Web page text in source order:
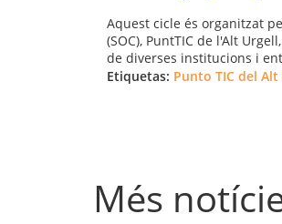
Aquest cicle és organitzat
(SOC), PuntTIC de l'Alt
de diverses institucions i
Etiquetas: Punto TIC del Alt
Més